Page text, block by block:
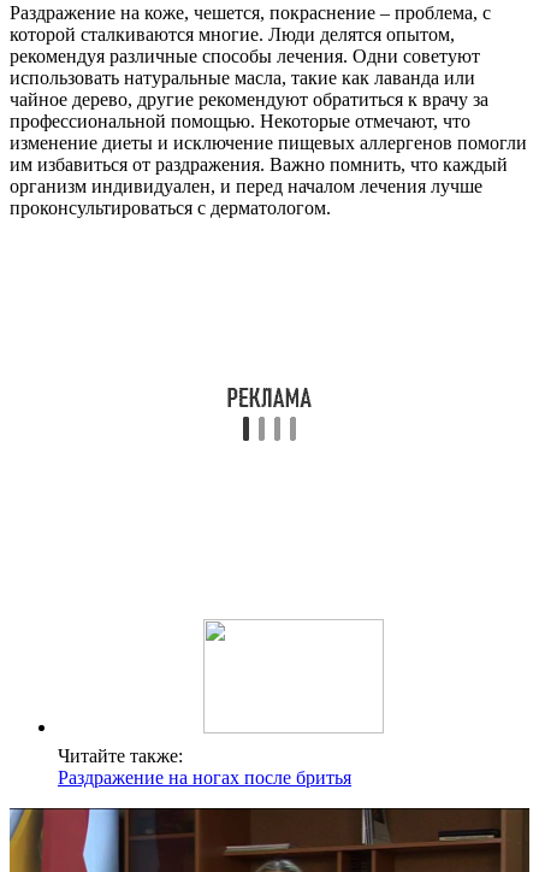
Раздражение на коже, чешется, покраснение – проблема, с
которой сталкиваются многие. Люди делятся опытом,
рекомендуя различные способы лечения. Одни советуют
использовать натуральные масла, такие как лаванда или
чайное дерево, другие рекомендуют обратиться к врачу за
профессиональной помощью. Некоторые отмечают, что
изменение диеты и исключение пищевых аллергенов помогли
им избавиться от раздражения. Важно помнить, что каждый
организм индивидуален, и перед началом лечения лучше
проконсультироваться с дерматологом.
Читайте также:
Раздражение на ногах после бритья